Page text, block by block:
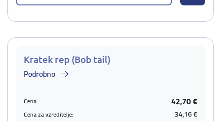
Kratek rep (Bob tail)
Podrobno
Cena: 42,70 €
Cena za vzreditelje: 34,16 €